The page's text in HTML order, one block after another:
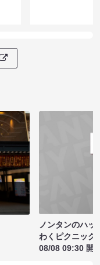
ノンタンのハッ
わくピクニック
08/08 09:30 開